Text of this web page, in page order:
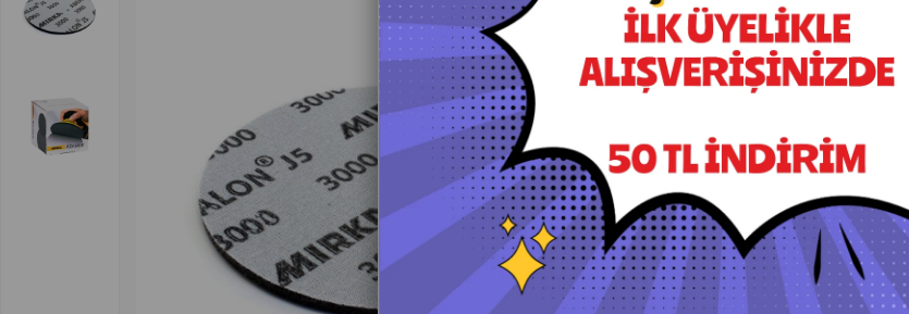
›
Orijinal Ürün - Yetkili Satıcı - Hızlı Kargo
₺150,00
Havale ile Ödeme
₺142,50
Daha Fazla Cam ve Far Ürünleri